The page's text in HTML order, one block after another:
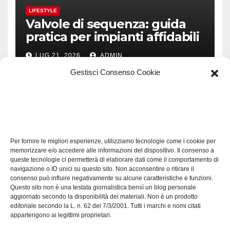
Gestisci Consenso Cookie
Per fornire le migliori esperienze, utilizziamo tecnologie come i cookie per
memorizzare e/o accedere alle informazioni del dispositivo. Il consenso a
queste tecnologie ci permetterà di elaborare dati come il comportamento di
navigazione o ID unici su questo sito. Non acconsentire o ritirare il
consenso può influire negativamente su alcune caratteristiche e funzioni.
Questo sito non è una testata giornalistica bensì un blog personale
aggiornato secondo la disponibilità dei materiali. Non è un prodotto
editoriale secondo la L. n. 62 del 7/3/2001. Tutti i marchi e nomi citati
appartengono ai legittimi proprietari.
LIFESTYLE
Valvole di sequenza: guida
pratica per impianti affidabili
LUG 21, 2026 ADMIN
Software manutenzioni:
guida pratica alla scelta
efficace
LUG 17, 2026 ADMIN